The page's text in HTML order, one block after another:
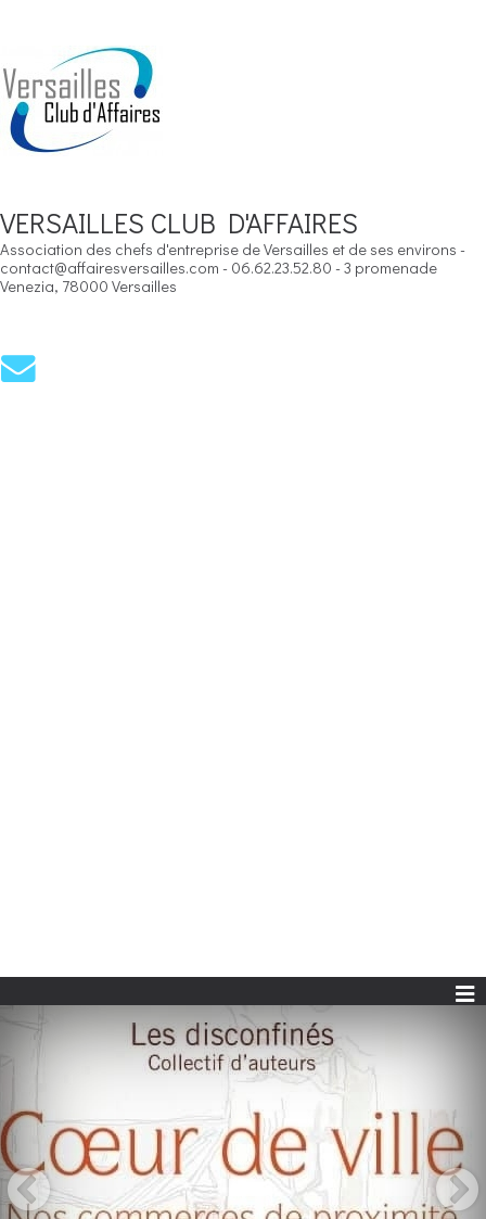
VERSAILLES CLUB D'AFFAIRES
Association des chefs d'entreprise de Versailles et de ses environs -
contact@affairesversailles.com - 06.62.23.52.80 - 3 promenade
Venezia, 78000 Versailles